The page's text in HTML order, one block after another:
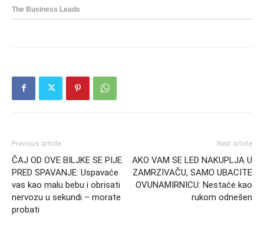
Previous article
ČAJ OD OVE BILJKE SE PIJE
PRED SPAVANJE: Uspavaće
vas kao malu bebu i obrisati
nervozu u sekundi – morate
probati
Next article
AKO VAM SE LED NAKUPLJA U
ZAMRZIVAČU, SAMO UBACITE
OVUNAMIRNICU: Nestaće kao
rukom odnešen